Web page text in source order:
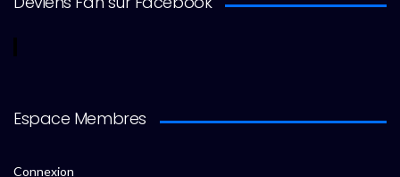
Espace Membres
Connexion